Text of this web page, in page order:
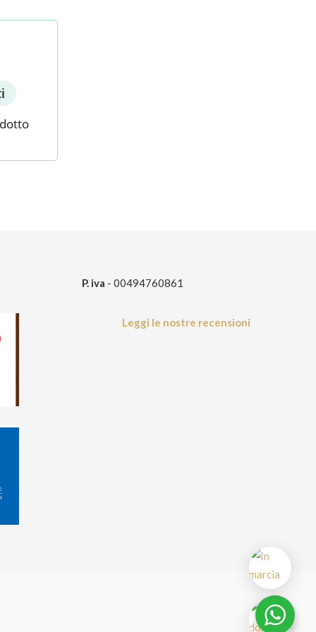
P. iva - 00494760861
Leggi le nostre recensioni